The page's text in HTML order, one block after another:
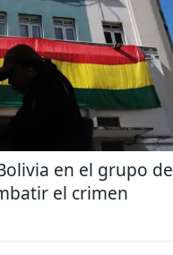
en el grupo de
el crimen